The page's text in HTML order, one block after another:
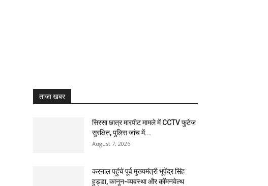
ताजा खबर
सिरसा छात्र मारपीट मामले में CCTV फुटेज
सुरक्षित, पुलिस जांच में...
August 7, 2026
करनाल पहुंचे पूर्व मुख्यमंत्री भूपेंद्र सिंह
हुड्डा, कानून-व्यवस्था और कॉमनवेल्थ